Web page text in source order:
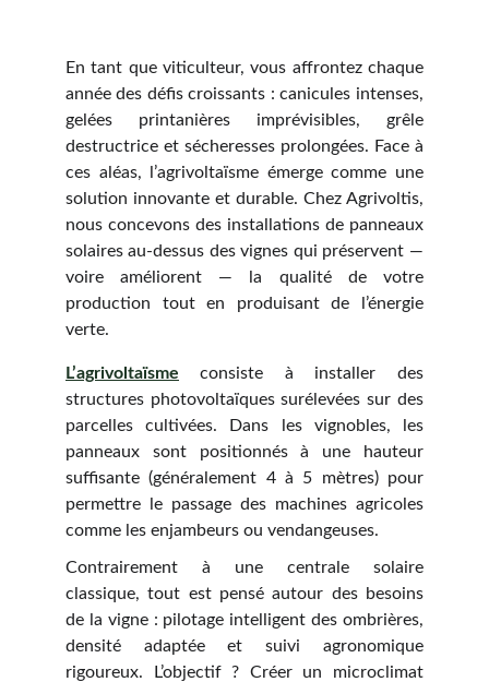
En tant que viticulteur, vous affrontez chaque
année des défis croissants : canicules intenses,
gelées printanières imprévisibles, grêle
destructrice et sécheresses prolongées. Face à
ces aléas, l’agrivoltaïsme émerge comme une
solution innovante et durable. Chez Agrivoltis,
nous concevons des installations de panneaux
solaires au-dessus des vignes qui préservent —
voire améliorent — la qualité de votre
production tout en produisant de l’énergie
verte.
L’agrivoltaïsme consiste à installer des
structures photovoltaïques surélevées sur des
parcelles cultivées. Dans les vignobles, les
panneaux sont positionnés à une hauteur
suffisante (généralement 4 à 5 mètres) pour
permettre le passage des machines agricoles
comme les enjambeurs ou vendangeuses.
Contrairement à une centrale solaire
classique, tout est pensé autour des besoins
de la vigne : pilotage intelligent des ombrières,
densité adaptée et suivi agronomique
rigoureux. L’objectif ? Créer un microclimat